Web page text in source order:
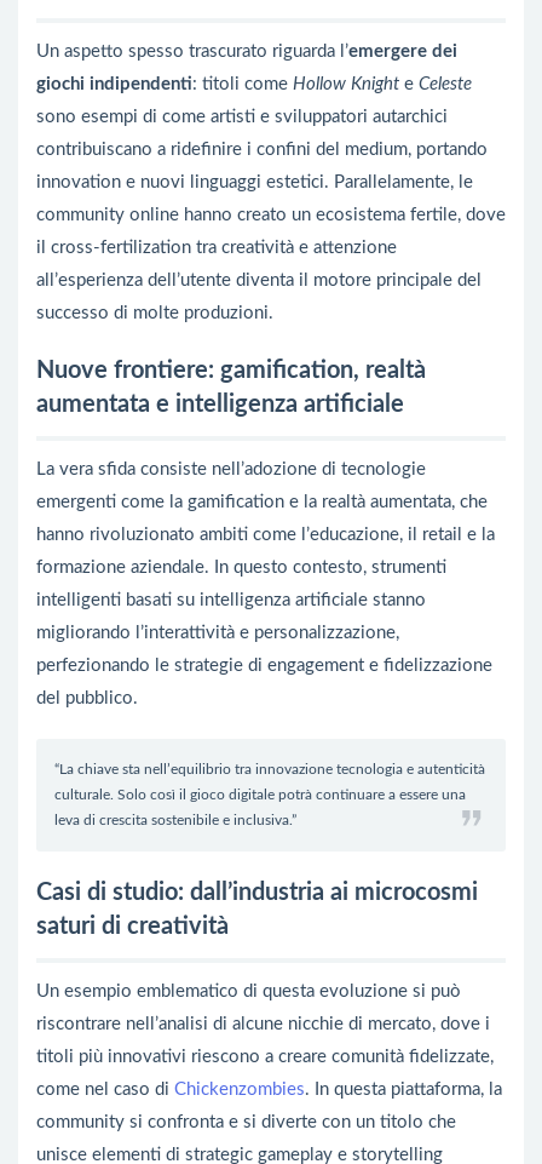
Un aspetto spesso trascurato riguarda l’emergere dei
giochi indipendenti: titoli come Hollow Knight e Celeste
sono esempi di come artisti e sviluppatori autarchici
contribuiscano a ridefinire i confini del medium, portando
innovation e nuovi linguaggi estetici. Parallelamente, le
community online hanno creato un ecosistema fertile, dove
il cross-fertilization tra creatività e attenzione
all’esperienza dell’utente diventa il motore principale del
successo di molte produzioni.
Nuove frontiere: gamification, realtà
aumentata e intelligenza artificiale
La vera sfida consiste nell’adozione di tecnologie
emergenti come la gamification e la realtà aumentata, che
hanno rivoluzionato ambiti come l’educazione, il retail e la
formazione aziendale. In questo contesto, strumenti
intelligenti basati su intelligenza artificiale stanno
migliorando l’interattività e personalizzazione,
perfezionando le strategie di engagement e fidelizzazione
del pubblico.
“La chiave sta nell’equilibrio tra innovazione tecnologia e autenticità
culturale. Solo così il gioco digitale potrà continuare a essere una
leva di crescita sostenibile e inclusiva.”
Casi di studio: dall’industria ai microcosmi
saturi di creatività
Un esempio emblematico di questa evoluzione si può
riscontrare nell’analisi di alcune nicchie di mercato, dove i
titoli più innovativi riescono a creare comunità fidelizzate,
come nel caso di Chickenzombies. In questa piattaforma, la
community si confronta e si diverte con un titolo che
unisce elementi di strategic gameplay e storytelling